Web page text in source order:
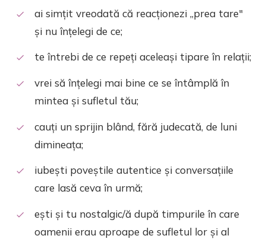
ai simțit vreodată că reacționezi „prea tare"
și nu înțelegi de ce;
te întrebi de ce repeți aceleași tipare în relații;
vrei să înțelegi mai bine ce se întâmplă în
mintea și sufletul tău;
cauți un sprijin blând, fără judecată, de luni
dimineața;
iubești poveștile autentice și conversațiile
care lasă ceva în urmă;
ești și tu nostalgic/ă după timpurile în care
oamenii erau aproape de sufletul lor și al